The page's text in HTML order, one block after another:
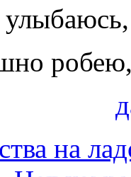
на